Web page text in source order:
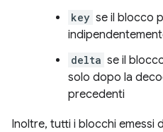
key se il blocco
delta se il
solo dopo la
precedenti
Inoltre, tutti i blocchi emessi